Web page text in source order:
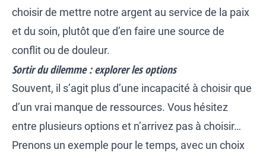
choisir de mettre notre argent au service de la paix
et du soin, plutôt que d’en faire une source de
conflit ou de douleur.
Sortir du dilemme : explorer les options
Souvent, il s’agit plus d’une incapacité à choisir que
d’un vrai manque de ressources. Vous hésitez
entre plusieurs options et n’arrivez pas à choisir…
Prenons un exemple pour le temps, avec un choix